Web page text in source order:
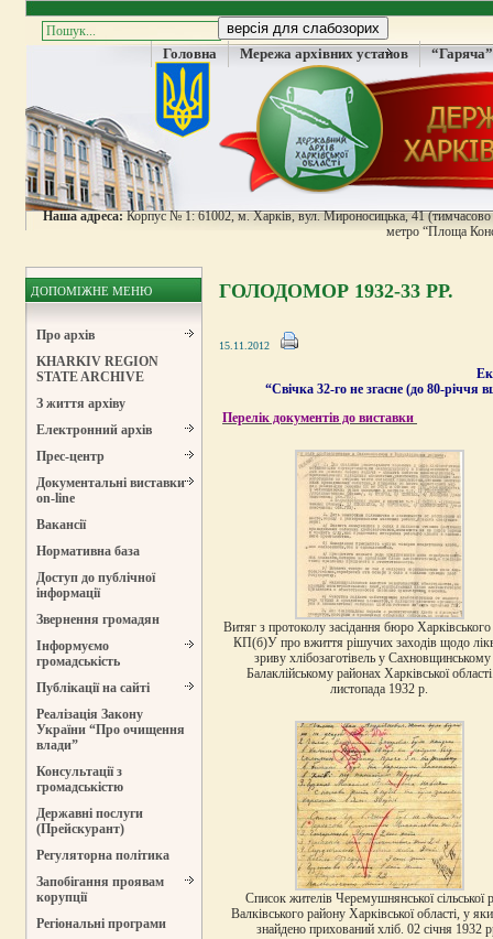
Головна Мережа архівних установ
Наша адреса:Корпус № 1: 61002, м. Харків, вул. Мироносицька, 41
метро “Площа
ДОПОМІЖНЕ МЕНЮ
Про архів
KHARKIV REGION
STATE ARCHIVE
З життя архіву
Електронний архів
Прес-центр
Документальні виставки
on-line
Вакансії
Нормативна база
Доступ до публічної
інформації
Звернення громадян
Інформуємо
громадськість
Публікації на сайті
Реалізація Закону
України “Про очищення
влади”
Консультації з
громадськістю
Державні послуги
(Прейскурант)
Регуляторна політика
Запобігання проявам
корупції
Регіональні програми
ГОЛОДОМОР 1932-33 РР.
15.11.2012
“Свічка 32-го не згасне (до 80-річчя
Перелік документів до виставки
Витяг з протоколу засідання бюро
КП(б)У про вжиття рішучих заходів щодо
зриву хлібозаготівель у Сахновщинському
Балаклійському районах Харківської
листопада 1932 р.
Список жителів Черемушнянської сільської
Валківського району Харківської області, у
знайдено прихований хліб. 02 січня 1932